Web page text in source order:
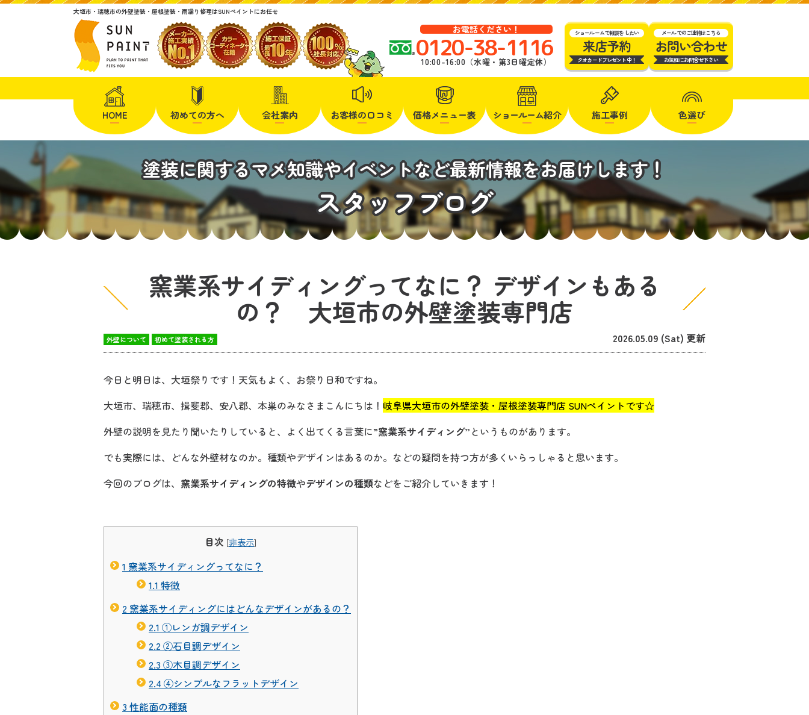
大垣市・瑞穂市の外壁塗装・屋根塗装・雨漏り修理はSUNペイントにお任せ
お電話ください！
0120-38-1116
10:00-16:00（水曜・第3日曜定休）
ショールームで相談をしたい
来店予約
クオカードプレゼント中！
メールでのご連絡はこちら
お問い合わせ
お気軽にお問合せ下さい
HOME 初めての方へ 会社案内 お客様の口コミ 価格メニュー表 ショールーム紹介 施工事例 色選び
塗装に関するマメ知識やイベントなど最新情報をお届けします！
スタッフブログ
窯業系サイディングってなに？ デザインもある
の？ 大垣市の外壁塗装専門店
外壁について 初めて塗装される方 2026.05.09 (Sat) 更新
今日と明日は、大垣祭りです！天気もよく、お祭り日和ですね。
大垣市、瑞穂市、揖斐郡、安八郡、本巣のみなさまこんにちは！ 岐阜県大垣市の外壁塗装・屋根塗装専門店 SUNペイントです☆
外壁の説明を見たり聞いたりしていると、よく出てくる言葉に”窯業系サイディング”というものがあります。
でも実際には、どんな外壁材なのか。種類やデザインはあるのか。などの疑問を持つ方が多くいらっしゃると思います。
今回のブログは、 窯業系サイディングの特徴やデザインの種類などをご紹介していきます！
目次 [非表示]
1 窯業系サイディングってなに？
1.1 特徴
2 窯業系サイディングにはどんなデザインがあるの？
2.1 ①レンガ調デザイン
2.2 ②石目調デザイン
2.3 ③木目調デザイン
2.4 ④シンプルなフラットデザイン
3 性能面の種類